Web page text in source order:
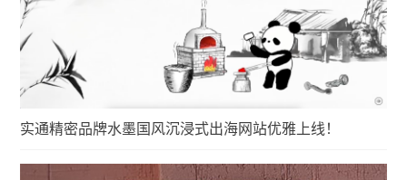
实通精密品牌水墨国风沉浸式出海网站优雅上线！